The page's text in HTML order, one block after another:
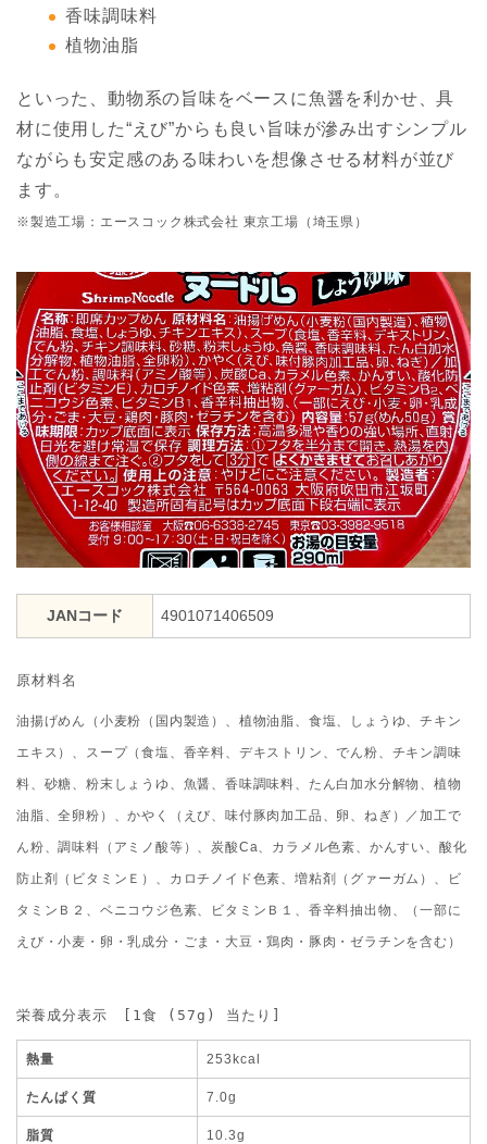
香味調味料
植物油脂
といった、動物系の旨味をベースに魚醤を利かせ、具
材に使用した“えび”からも良い旨味が滲み出すシンプル
ながらも安定感のある味わいを想像させる材料が並び
ます。
※製造工場：エースコック株式会社 東京工場（埼玉県）
JANコード 4901071406509
原材料名
油揚げめん（小麦粉（国内製造）、植物油脂、食塩、しょうゆ、チキン
エキス）、スープ（食塩、香辛料、デキストリン、でん粉、チキン調味
料、砂糖、粉末しょうゆ、魚醤、香味調味料、たん白加水分解物、植物
油脂、全卵粉）、かやく（えび、味付豚肉加工品、卵、ねぎ）／加工で
ん粉、調味料（アミノ酸等）、炭酸Ca、カラメル色素、かんすい、酸化
防止剤（ビタミンＥ）、カロチノイド色素、増粘剤（グァーガム）、ビ
タミンＢ２、ベニコウジ色素、ビタミンＢ１、香辛料抽出物、（一部に
えび・小麦・卵・乳成分・ごま・大豆・鶏肉・豚肉・ゼラチンを含む）
栄養成分表示　[1食 (57g) 当たり]
熱量 253kcal
たんぱく質 7.0g
脂質 10.3g